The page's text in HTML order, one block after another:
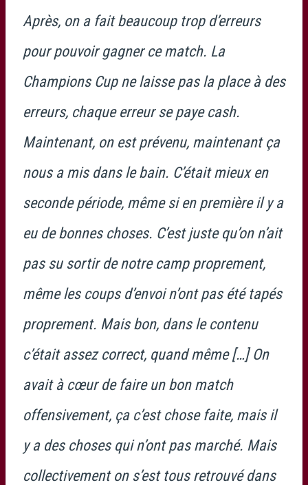
Après, on a fait beaucoup trop d’erreurs
pour pouvoir gagner ce match. La
Champions Cup ne laisse pas la place à des
erreurs, chaque erreur se paye cash.
Maintenant, on est prévenu, maintenant ça
nous a mis dans le bain. C’était mieux en
seconde période, même si en première il y a
eu de bonnes choses. C’est juste qu’on n’ait
pas su sortir de notre camp proprement,
même les coups d’envoi n’ont pas été tapés
proprement. Mais bon, dans le contenu
c’était assez correct, quand même […] On
avait à cœur de faire un bon match
offensivement, ça c’est chose faite, mais il
y a des choses qui n’ont pas marché. Mais
collectivement on s’est tous retrouvé dans